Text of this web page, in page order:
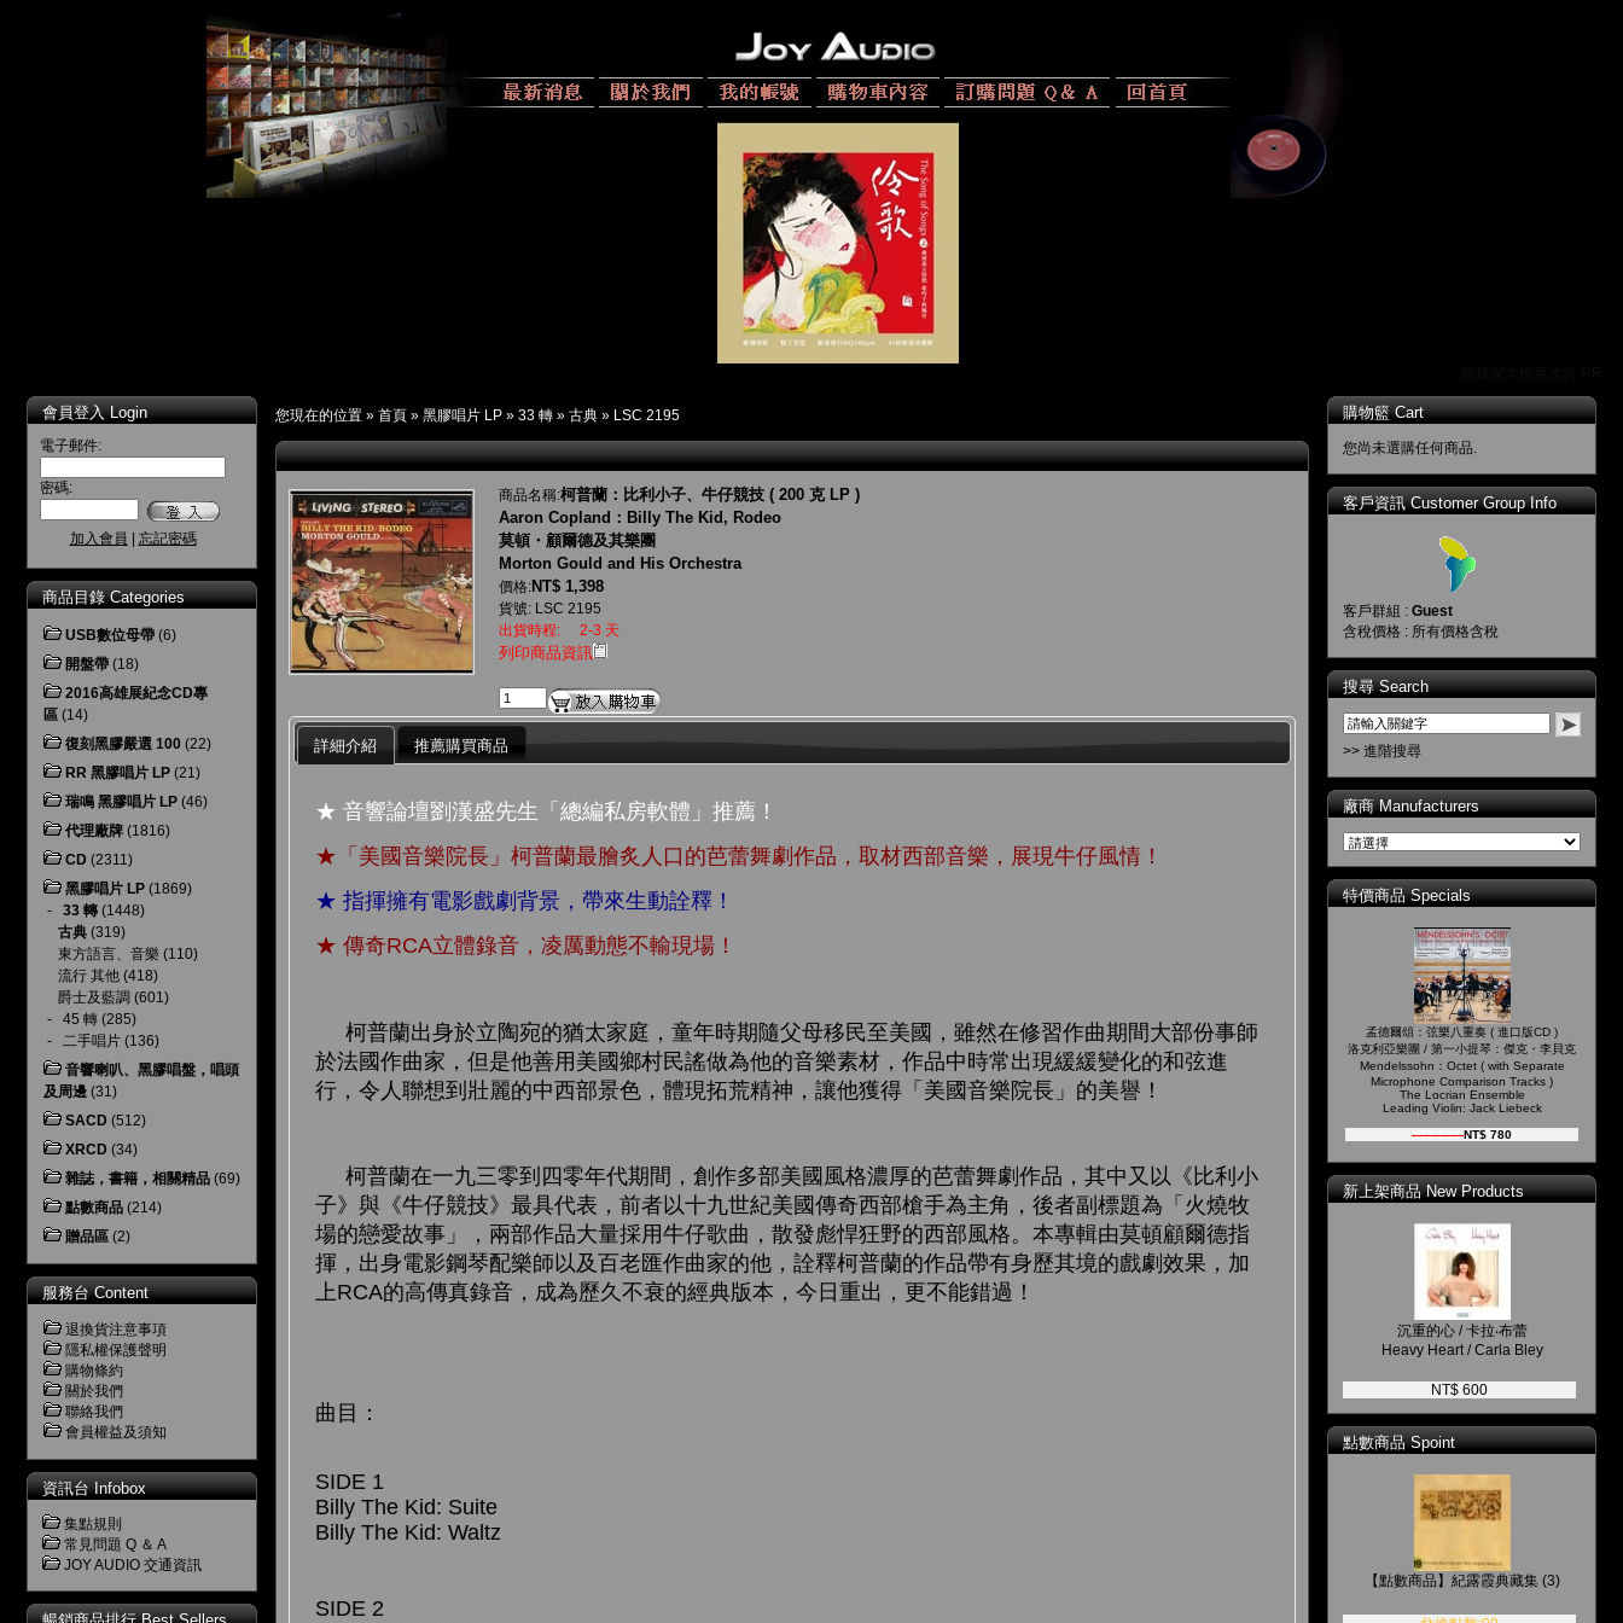
會員登入 Login
電子郵件:
密碼:
加入會員 忘記密碼
商品目錄 Categories
USB數位母帶 (6)
開盤帶 (18)
2016高雄展紀念CD專
區 (14)
復刻黑膠嚴選 100 (22)
RR 黑膠唱片 LP (21)
瑞鳴 黑膠唱片 LP (46)
代理廠牌 (1816)
CD (2311)
黑膠唱片 LP (1869)
- 33 轉 (1448)
古典 (319)
東方語言、音樂 (110)
流行 其他 (418)
爵士及藍調 (601)
- 45 轉 (285)
- 二手唱片 (136)
音響喇叭、黑膠唱盤，唱頭
及周邊 (31)
SACD (512)
XRCD (34)
雜誌，書籍，相關精品 (69)
點數商品 (214)
贈品區 (2)
服務台 Content
退換貨注意事項
隱私權保護聲明
購物條約
關於我們
聯絡我們
會員權益及須知
資訊台 Infobox
集點規則
常見問題 Q ＆ A
JOY AUDIO 交通資訊
您現在的位置 » 首頁 » 黑膠唱片 LP » 33 轉 » 古典 » LSC 2195
商品名稱:柯普蘭：比利小子、牛仔競技 ( 200 克 LP )
Aaron Copland：Billy The Kid, Rodeo
莫頓・顧爾德及其樂團
Morton Gould and His Orchestra
價格:NT$ 1,398
貨號: LSC 2195
出貨時程:
2-3 天
列印商品資訊
詳細介紹 推薦購買商品
★ 音響論壇劉漢盛先生「總編私房軟體」推薦！
★ 「美國音樂院長」柯普蘭最膾炙人口的芭蕾舞劇作品，取材西部音樂，展現牛仔風情！
★ 指揮擁有電影戲劇背景，帶來生動詮釋！
★ 傳奇RCA立體錄音，凌厲動態不輸現場！
柯普蘭出身於立陶宛的猶太家庭，童年時期隨父母移民至美國，雖然在修習作曲期間大部份事師
於法國作曲家，但是他善用美國鄉村民謠做為他的音樂素材，作品中時常出現緩緩變化的和弦進
行，令人聯想到壯麗的中西部景色，體現拓荒精神，讓他獲得「美國音樂院長」的美譽！
柯普蘭在一九三零到四零年代期間，創作多部美國風格濃厚的芭蕾舞劇作品，其中又以《比利小
子》與《牛仔競技》最具代表，前者以十九世紀美國傳奇西部槍手為主角，後者副標題為「火燒牧
場的戀愛故事」，兩部作品大量採用牛仔歌曲，散發彪悍狂野的西部風格。本專輯由莫頓顧爾德指
揮，出身電影鋼琴配樂師以及百老匯作曲家的他，詮釋柯普蘭的作品帶有身歷其境的戲劇效果，加
上RCA的高傳真錄音，成為歷久不衰的經典版本，今日重出，更不能錯過！
曲目：
SIDE 1
Billy The Kid: Suite
Billy The Kid: Waltz
SIDE 2
購物籃 Cart
您尚未選購任何商品.
客戶資訊 Customer Group Info
客戶群組 : Guest
含稅價格 : 所有價格含稅
搜尋 Search
>> 進階搜尋
廠商 Manufacturers
特價商品 Specials
孟德爾頌：弦樂八重奏 ( 進口版CD )
洛克利亞樂團 / 第一小提琴：傑克・李貝克
Mendelssohn：Octet ( with Separate
Microphone Comparison Tracks )
The Locrian Ensemble
Leading Violin: Jack Liebeck
NT$ 900NT$ 780
新上架商品 New Products
沉重的心 / 卡拉‧布蕾
Heavy Heart / Carla Bley
NT$ 600
點數商品 Spoint
【點數商品】紀露霞典藏集 (3)